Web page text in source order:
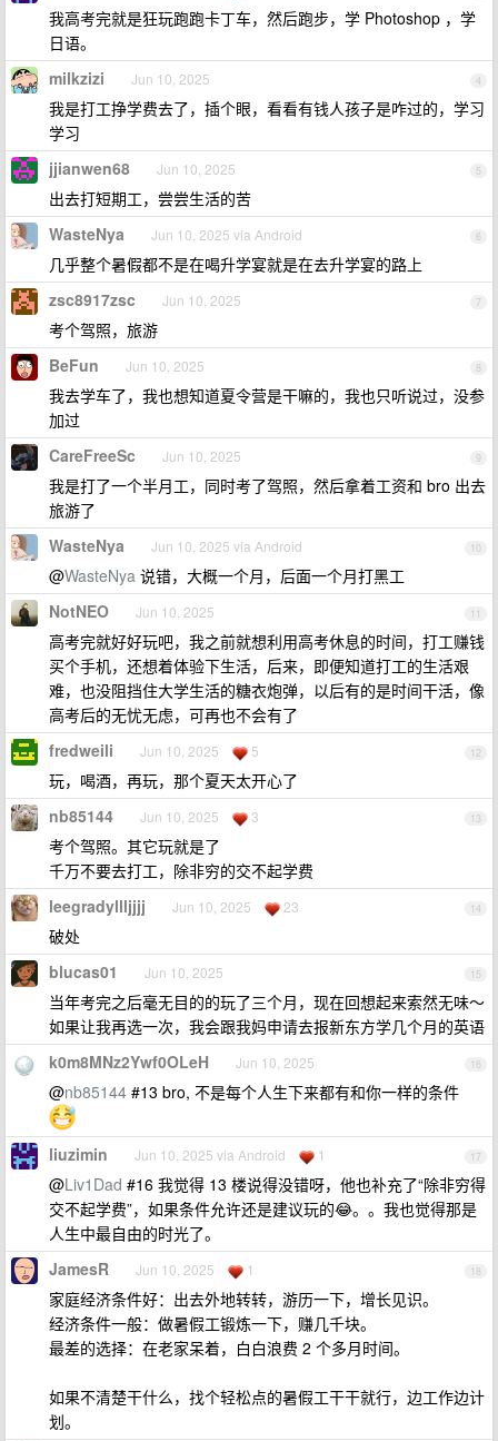
我高考完就是狂玩跑跑卡丁车，然后跑步，学 Photoshop ，学
日语。
4
milkzizi Jun 10, 2025
我是打工挣学费去了，插个眼，看看有钱人孩子是咋过的，学习
学习
5
jjianwen68 Jun 10, 2025
出去打短期工，尝尝生活的苦
6
WasteNya Jun 10, 2025 via Android
几乎整个暑假都不是在喝升学宴就是在去升学宴的路上
7
zsc8917zsc Jun 10, 2025
考个驾照，旅游
8
BeFun Jun 10, 2025
我去学车了，我也想知道夏令营是干嘛的，我也只听说过，没参
加过
9
CareFreeSc Jun 10, 2025
我是打了一个半月工，同时考了驾照，然后拿着工资和 bro 出去
旅游了
10
WasteNya Jun 10, 2025 via Android
@WasteNya 说错，大概一个月，后面一个月打黑工
11
NotNEO Jun 10, 2025
高考完就好好玩吧，我之前就想利用高考休息的时间，打工赚钱
买个手机，还想着体验下生活，后来，即便知道打工的生活艰
难，也没阻挡住大学生活的糖衣炮弹，以后有的是时间干活，像
高考后的无忧无虑，可再也不会有了
12
fredweili Jun 10, 2025 5
玩，喝酒，再玩，那个夏天太开心了
13
nb85144 Jun 10, 2025 3
考个驾照。其它玩就是了
千万不要去打工，除非穷的交不起学费
14
leegradyllljjjj Jun 10, 2025 23
破处
15
blucas01 Jun 10, 2025
当年考完之后毫无目的的玩了三个月，现在回想起来索然无味～
如果让我再选一次，我会跟我妈申请去报新东方学几个月的英语
16
k0m8MNz2Ywf0OLeH Jun 10, 2025
@nb85144 #13 bro, 不是每个人生下来都有和你一样的条件
17
liuzimin Jun 10, 2025 via Android 1
@Liv1Dad #16 我觉得 13 楼说得没错呀，他也补充了“除非穷得
交不起学费”，如果条件允许还是建议玩的😂。。我也觉得那是
人生中最自由的时光了。
18
JamesR Jun 10, 2025 1
家庭经济条件好：出去外地转转，游历一下，增长见识。
经济条件一般：做暑假工锻炼一下，赚几千块。
最差的选择：在老家呆着，白白浪费 2 个多月时间。
如果不清楚干什么，找个轻松点的暑假工干干就行，边工作边计
划。